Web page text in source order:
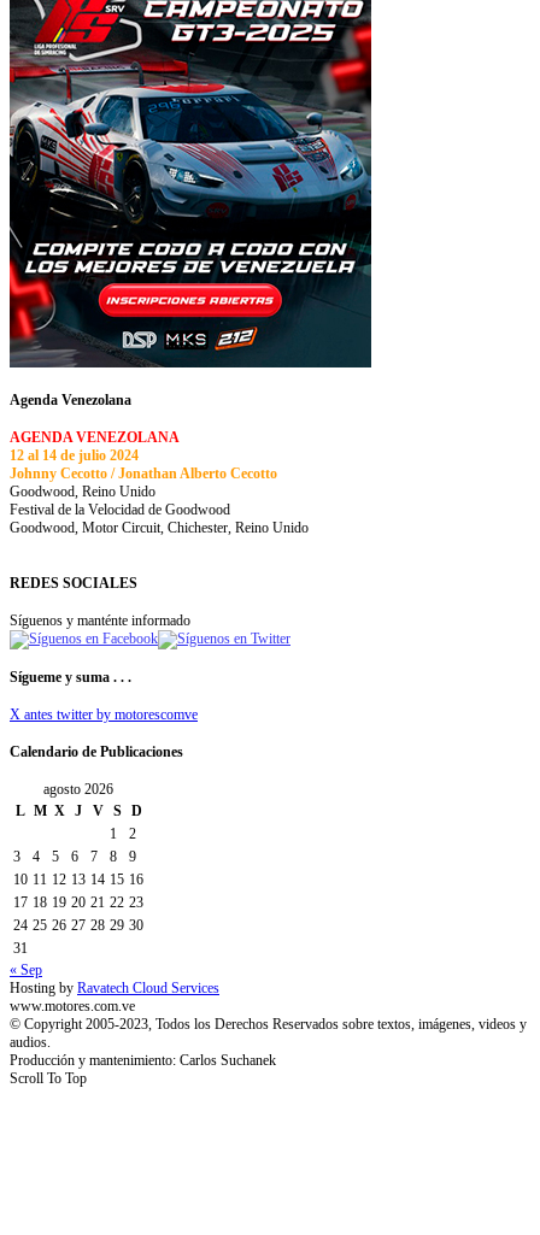
Agenda Venezolana
AGENDA VENEZOLANA
12 al 14 de julio 2024
Johnny Cecotto / Jonathan Alberto Cecotto
Goodwood, Reino Unido
Festival de la Velocidad de Goodwood
Goodwood, Motor Circuit, Chichester, Reino Unido
REDES SOCIALES
Síguenos y manténte informado
Sígueme y suma . . .
X antes twitter by motorescomve
Calendario de Publicaciones
agosto 2026
L M X J V S
D
1
2
3
4 5 6 7 8
9
10 11 12 13 14 15 16
17 18 19 20 21 22 23
24 25 26 27 28 29 30
31
« Sep
Hosting by Ravatech Cloud Services
www.motores.com.ve
© Copyright 2005-2023, Todos los Derechos Reservados sobre textos, imágenes, videos y
audios.
Producción y mantenimiento: Carlos Suchanek
Scroll To Top